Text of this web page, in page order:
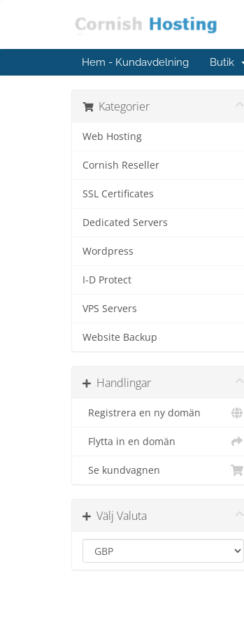
Hem - Kundavdelning Butik
Kategorier
Web Hosting
Cornish Reseller
SSL Certificates
Dedicated Servers
Wordpress
I-D Protect
VPS Servers
Website Backup
Handlingar
Registrera en ny domän
Flytta in en domän
Se kundvagnen
Välj Valuta